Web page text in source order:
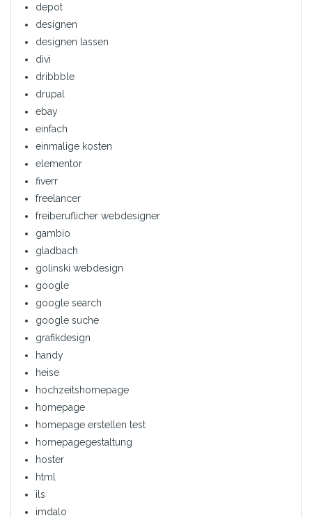
depot
designen
designen lassen
divi
dribbble
drupal
ebay
einfach
einmalige kosten
elementor
fiverr
freelancer
freiberuflicher webdesigner
gambio
gladbach
golinski webdesign
google
google search
google suche
grafikdesign
handy
heise
hochzeitshomepage
homepage
homepage erstellen test
homepagegestaltung
hoster
html
ils
imdalo